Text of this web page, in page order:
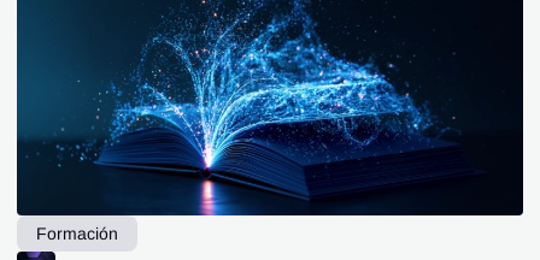
Formación